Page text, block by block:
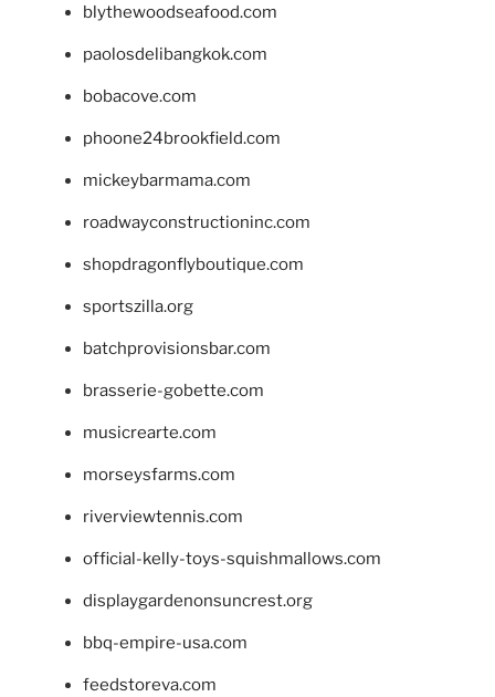
blythewoodseafood.com
paolosdelibangkok.com
bobacove.com
phoone24brookfield.com
mickeybarmama.com
roadwayconstructioninc.com
shopdragonflyboutique.com
sportszilla.org
batchprovisionsbar.com
brasserie-gobette.com
musicrearte.com
morseysfarms.com
riverviewtennis.com
official-kelly-toys-squishmallows.com
displaygardenonsuncrest.org
bbq-empire-usa.com
feedstoreva.com